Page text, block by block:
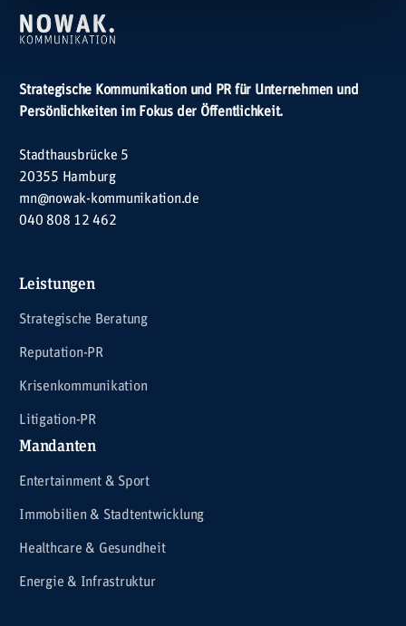
Strategische Kommunikation und PR für Unternehmen und
Persönlichkeiten im Fokus der Öffentlichkeit.
Stadthausbrücke 5
20355 Hamburg
mn@nowak-kommunikation.de
040 808 12 462
Leistungen
Strategische Beratung
Reputation-PR
Krisenkommunikation
Litigation-PR
Mandanten
Entertainment & Sport
Immobilien & Stadtentwicklung
Healthcare & Gesundheit
Energie & Infrastruktur